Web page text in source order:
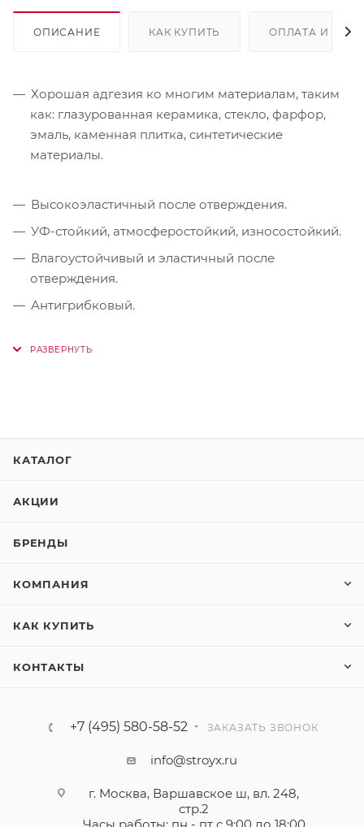
ОПИСАНИЕ КАК КУПИТЬ ОПЛАТА И
Хорошая адгезия ко многим материалам, таким
как: глазурованная керамика, стекло, фарфор,
эмаль, каменная плитка, синтетические
материалы.
Высокоэластичный после отверждения.
УФ-стойкий, атмосферостойкий, износостойкий.
Влагоустойчивый и эластичный после
отверждения.
Антигрибковый.
КАТАЛОГ
АКЦИИ
БРЕНДЫ
КОМПАНИЯ
КАК КУПИТЬ
КОНТАКТЫ
+7 (495) 580-58-52 ЗАКАЗАТЬ ЗВОНОК
info@stroyx.ru
г. Москва, Варшавское ш, вл. 248,
стр.2